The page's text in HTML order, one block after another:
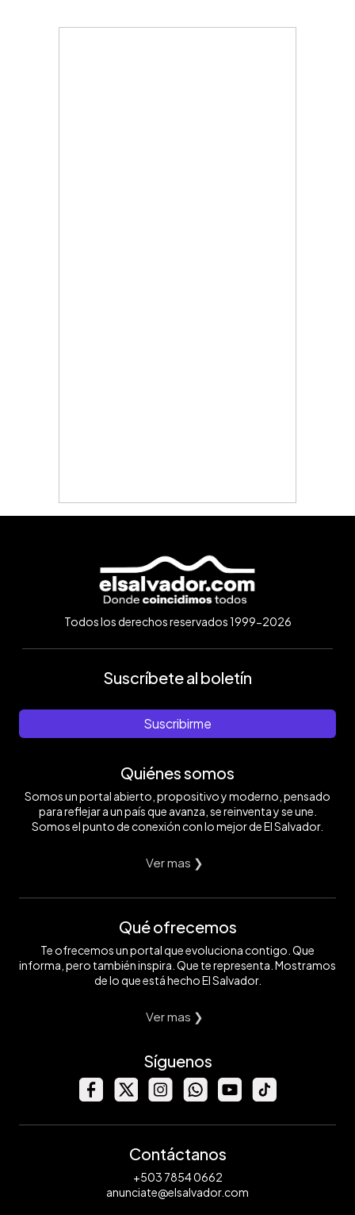
Todos los derechos reservados 1999-2026
Suscríbete al boletín
Suscribirme
Quiénes somos
Somos un portal abierto, propositivo y moderno, pensado
para reflejar a un país que avanza, se reinventa y se une.
Somos el punto de conexión con lo mejor de El Salvador.
Ver mas ❯
Qué ofrecemos
Te ofrecemos un portal que evoluciona contigo. Que
informa, pero también inspira. Que te representa. Mostramos
de lo que está hecho El Salvador.
Ver mas ❯
Síguenos
Contáctanos
+503 7854 0662
anunciate@elsalvador.com